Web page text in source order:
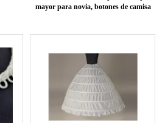
mayor para novia, botones de camisa